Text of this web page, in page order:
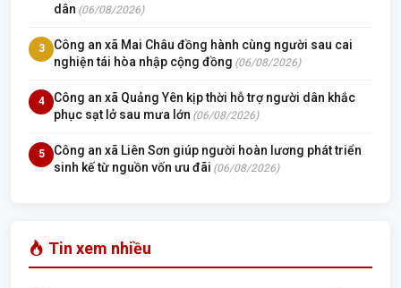
dân (06/08/2026)
3
Công an xã Mai Châu đồng hành cùng người sau cai
nghiện tái hòa nhập cộng đồng (06/08/2026)
4
Công an xã Quảng Yên kịp thời hỗ trợ người dân khắc
phục sạt lở sau mưa lớn (06/08/2026)
5
Công an xã Liên Sơn giúp người hoàn lương phát triển
sinh kế từ nguồn vốn ưu đãi (06/08/2026)
Tin xem nhiều